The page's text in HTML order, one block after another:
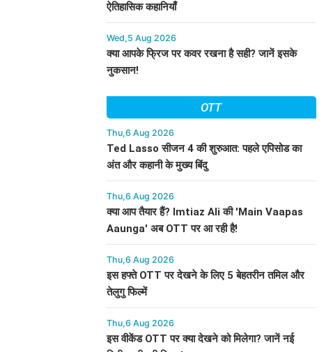
ऐतिहासिक कहानियाँ
Wed,5 Aug 2026
क्या आपके फ्रिज पर कवर रखना है सही? जानें इसके
नुकसान!
OTT
Thu,6 Aug 2026
Ted Lasso सीजन 4 की शुरुआत: पहले एपिसोड का
अंत और कहानी के मुख्य बिंदु
Thu,6 Aug 2026
क्या आप तैयार हैं? Imtiaz Ali की 'Main Vaapas
Aaunga' अब OTT पर आ रही है!
Thu,6 Aug 2026
इस हफ्ते OTT पर देखने के लिए 5 बेहतरीन तमिल और
तेलुगु फिल्में
Thu,6 Aug 2026
इस वीकेंड OTT पर क्या देखने को मिलेगा? जानें नई